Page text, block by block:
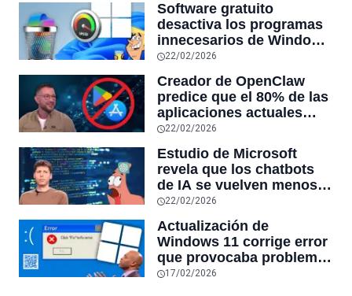
Software gratuito
desactiva los programas
innecesarios de Windows
11 y optimiza el PC,
reduciendo el uso de la
RAM y mucho más
22/02/2026
Creador de OpenClaw
predice que el 80% de las
aplicaciones actuales
desaparecerán en el
futuro: “Solo sobrevivirán
las aplicaciones con
sensores únicos o
conexiones especiales a
hardware
22/02/2026
Estudio de Microsoft
revela que los chatbots
de IA se vuelven menos
confiables mientras más
tiempo hablas con ellos:
la falta de confiabilidad
sube un 112%
22/02/2026
Actualización de
Windows 11 corrige error
que provocaba problemas
al jugar en PC: los
17/02/2026